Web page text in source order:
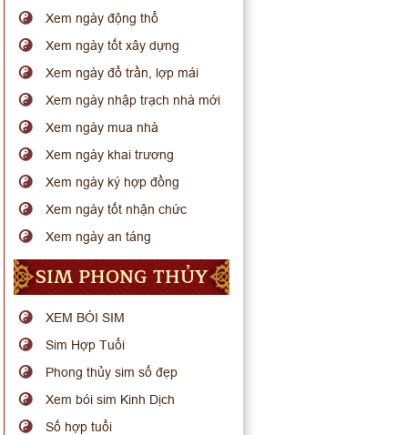
Xem ngày động thổ
Xem ngày tốt xây dựng
Xem ngày đổ trần, lợp mái
Xem ngày nhập trạch nhà mới
Xem ngày mua nhà
Xem ngày khai trương
Xem ngày ký hợp đồng
Xem ngày tốt nhận chức
Xem ngày an táng
SIM PHONG THỦY
XEM BÓI SIM
Sim Hợp Tuổi
Phong thủy sim số đẹp
Xem bói sim Kinh Dịch
Số hợp tuổi